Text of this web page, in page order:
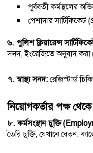
পূর্ববর্তী কর্মস্থলের
পেশাদার সার্টিফিকেট
৬. পুলিশ ক্লিয়ারেন্স
সনদ, ইংরেজিতে অনুবাদ করা।
৭. স্বাস্থ্য সনদ: রেজিস্টার্ড
নিয়োগকর্তার পক্ষ
৮. কর্মসংস্থান চুক্তি
তৈরি চুক্তি, যেখানে বেতন,